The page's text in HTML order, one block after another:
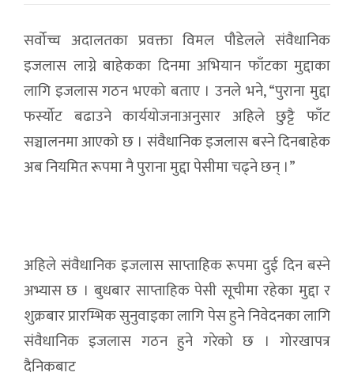
सर्वोच्च अदालतका प्रवक्ता विमल पौडेलले संवैधानिक
इजलास लाग्ने बाहेकका दिनमा अभियान फाँटका मुद्दाका
लागि इजलास गठन भएको बताए । उनले भने, “पुराना मुद्दा
फर्स्योट बढाउने कार्ययोजनाअनुसार अहिले छुट्टै फाँट
सञ्चालनमा आएको छ । संवैधानिक इजलास बस्ने दिनबाहेक
अब नियमित रूपमा नै पुराना मुद्दा पेसीमा चढ्ने छन् ।”
अहिले संवैधानिक इजलास साप्ताहिक रूपमा दुई दिन बस्ने
अभ्यास छ । बुधबार साप्ताहिक पेसी सूचीमा रहेका मुद्दा र
शुक्रबार प्रारम्भिक सुनुवाइका लागि पेस हुने निवेदनका लागि
संवैधानिक इजलास गठन हुने गरेको छ । गोरखापत्र
दैनिकबाट